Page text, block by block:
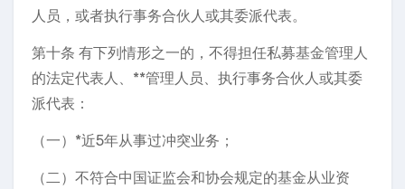
人员，或者执行事务合伙人或其委派代表。
第十条 有下列情形之一的，不得担任私募基金管理人
的法定代表人、**管理人员、执行事务合伙人或其委
派代表：
（一）*近5年从事过冲突业务；
（二）不符合中国证监会和协会规定的基金从业资